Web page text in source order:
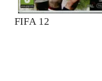
FIFA 12